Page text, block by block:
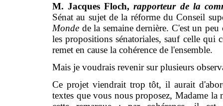
M. Jacques Floch,rapporteur de la
Sénat au sujet de la réforme du Conseil
Monde de la semaine dernière. C'est un
les propositions sénatoriales, sauf celle qui
remet en cause la cohérence de l'ensemble.
Mais je voudrais revenir sur plusieurs
Ce projet viendrait trop tôt, il aurait
textes que vous nous proposez, Madame la